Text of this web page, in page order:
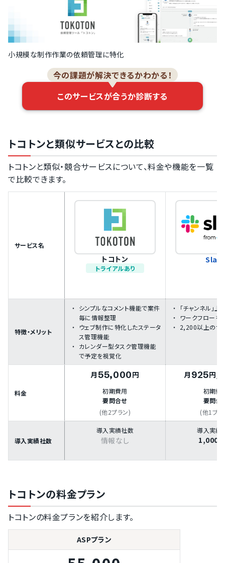
小規模な制作作業の依頼管理に特化
今の課題が解決できるかわかる！
このサービスが合うか診断する
トコトンと類似サービスとの比較
トコトンと類似・競合サービスについて、料金や機能を一覧
で比較できます。
サービス名
トコトン
トライアルあり
特徴・メリット
シンプルなコメント機能で案件
毎に情報整理
ウェブ制作に特化したステータ
ス管理機能
カレンダー型タスク管理機能
で予定を視覚化
「チャンネル」
ワークフローを
2,200以上のサ
料金
月55,000円
初期費用
要問合せ
(他2プラン)
月 925円
初期費
要問合
(他1プラ
導入実績社数
導入実績社数
情報なし
導入実績
1,000
トコトンの料金プラン
トコトンの料金プランを紹介します。
ASPプラン